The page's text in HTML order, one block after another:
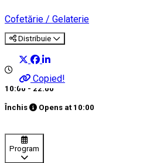
Cofetărie / Gelaterie
Distribuie
Copied!
10:00 - 22:00
Închis Opens at 10:00
Program